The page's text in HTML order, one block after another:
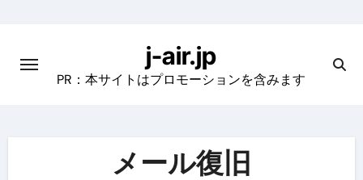
content
j-air.jp
PR：本サイトはプロモーションを含みます
メール復旧